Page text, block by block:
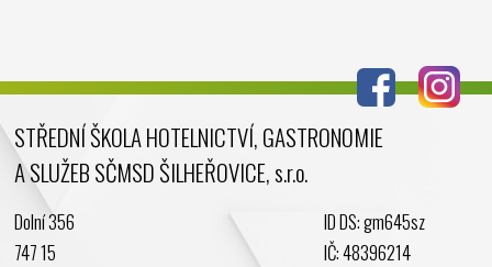
Duben 2024
Březen 2024
Leden 2024
STŘEDNÍ ŠKOLA HOTELNICTVÍ, GASTRONOMIE
A SLUŽEB SČMSD ŠILHEŘOVICE, s.r.o.
Dolní 356
747 15
ID DS: gm645sz
IČ: 48396214